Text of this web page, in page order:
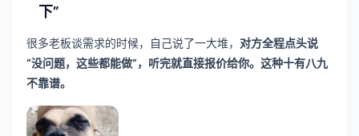
下”
很多老板谈需求的时候，自己说了一大堆， 对方全程点头说
“没问题，这些都能做”，听完就直接报价给你。这种十有八九
不靠谱。